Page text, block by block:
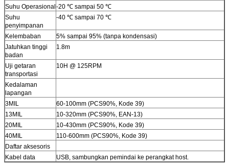
Suhu Operasional-20 ℃ sampai 50 ℃
Suhu
penyimpanan
-40 ℃ sampai 70 ℃
Kelembaban
5% sampai 95% (tanpa kondensasi)
Jatuhkan tinggi
badan
1.8m
Uji getaran
transportasi
10H @ 125RPM
Kedalaman
lapangan
3MIL
60-100mm (PCS90%, Kode 39)
13MIL
10-320mm (PCS90%, EAN-13)
20MIL
10-430mm (PCS90%, Kode 39)
40MIL
110-600mm (PCS90%, Kode 39)
Daftar aksesoris
Kabel data
USB, sambungkan pemindai ke perangkat host.